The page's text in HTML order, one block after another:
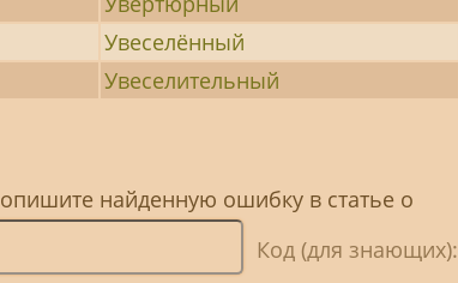
Увеселённый
Увеселительный
найденную ошибку в статье о
Код (для знающих):